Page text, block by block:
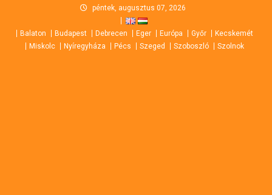
content
péntek, augusztus 07, 2026
Balaton Budapest Debrecen Eger Európa Győr
Kecskemét
Miskolc
Nyíregyháza Pécs Szeged Szoboszló Szolnok